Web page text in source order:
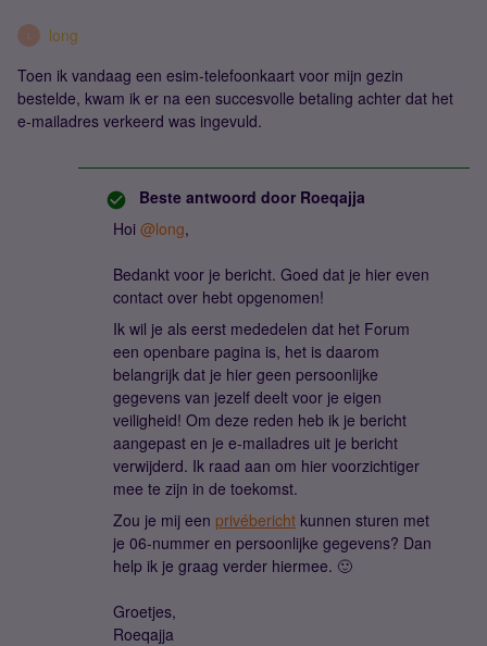
long
Toen ik vandaag een esim-telefoonkaart voor mijn gezin
bestelde, kwam ik er na een succesvolle betaling achter dat het
e-mailadres verkeerd was ingevuld.
Beste antwoord door Roeqajja
Hoi @long,
Bedankt voor je bericht. Goed dat je hier even
contact over hebt opgenomen!
Ik wil je als eerst mededelen dat het Forum
een openbare pagina is, het is daarom
belangrijk dat je hier geen persoonlijke
gegevens van jezelf deelt voor je eigen
veiligheid! Om deze reden heb ik je bericht
aangepast en je e-mailadres uit je bericht
verwijderd. Ik raad aan om hier voorzichtiger
mee te zijn in de toekomst.
Zou je mij een privébericht kunnen sturen met
je 06-nummer en persoonlijke gegevens? Dan
help ik je graag verder hiermee. 🙂
Groetjes,
Roeqajja